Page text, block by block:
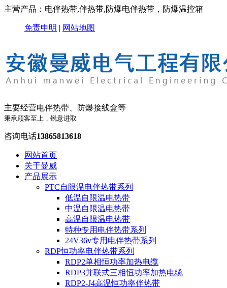
主营产品：电伴热带,伴热带,防爆电伴热带，防爆温控箱
免责申明 | 网站地图
主要经营电伴热带、防爆接线盒等
秉承顾客至上，锐意进取
咨询电话13865813618
网站首页
关于曼威
产品展示
PTC自限温电伴热带系列
低温自限温电热带
中温自限温电热带
高温自限温电热带
特种专用电伴热带系列
24V36v专用电伴热带系列
RDP恒功率电伴热带系列
RDP2单相恒功率加热电缆
RDP3并联式三相恒功率加热电缆
RDP2-J4高温恒功率伴热带